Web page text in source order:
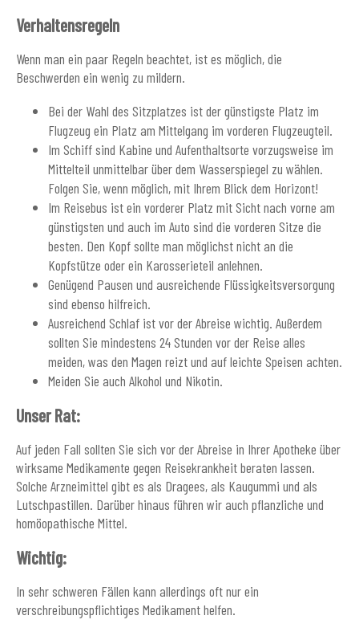
Verhaltensregeln
Wenn man ein paar Regeln beachtet, ist es möglich, die
Beschwerden ein wenig zu mildern.
Bei der Wahl des Sitzplatzes ist der günstigste Platz im
Flugzeug ein Platz am Mittelgang im vorderen Flugzeugteil.
Im Schiff sind Kabine und Aufenthaltsorte vorzugsweise im
Mittelteil unmittelbar über dem Wasserspiegel zu wählen.
Folgen Sie, wenn möglich, mit Ihrem Blick dem Horizont!
Im Reisebus ist ein vorderer Platz mit Sicht nach vorne am
günstigsten und auch im Auto sind die vorderen Sitze die
besten. Den Kopf sollte man möglichst nicht an die
Kopfstütze oder ein Karosserieteil anlehnen.
Genügend Pausen und ausreichende Flüssigkeitsversorgung
sind ebenso hilfreich.
Ausreichend Schlaf ist vor der Abreise wichtig. Außerdem
sollten Sie mindestens 24 Stunden vor der Reise alles
meiden, was den Magen reizt und auf leichte Speisen achten.
Meiden Sie auch Alkohol und Nikotin.
Unser Rat:
Auf jeden Fall sollten Sie sich vor der Abreise in Ihrer Apotheke über
wirksame Medikamente gegen Reisekrankheit beraten lassen.
Solche Arzneimittel gibt es als Dragees, als Kaugummi und als
Lutschpastillen. Darüber hinaus führen wir auch pflanzliche und
homöopathische Mittel.
Wichtig:
In sehr schweren Fällen kann allerdings oft nur ein
verschreibungspflichtiges Medikament helfen.